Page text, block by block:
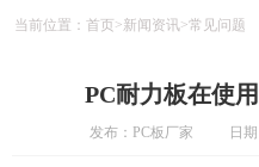
当前位置： 首页>新闻资讯>常见问题
PC耐力板在使
发布：PC板厂家 日